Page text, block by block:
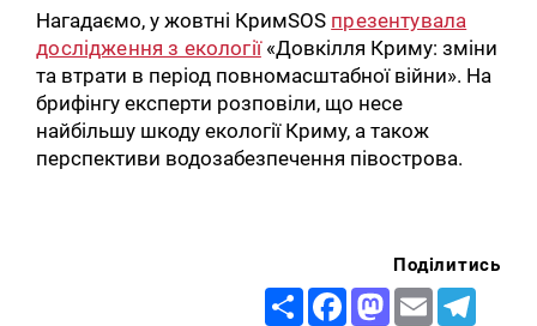
Нагадаємо, у жовтні КримSOS презентувала
дослідження з екології«Довкілля Криму: зміни
та втрати в період повномасштабної війни». На
брифінгу експерти розповіли, що несе
найбільшу шкоду екології Криму, а також
перспективи водозабезпечення півострова.
Поділитись
Share FacebookMastodon
Email